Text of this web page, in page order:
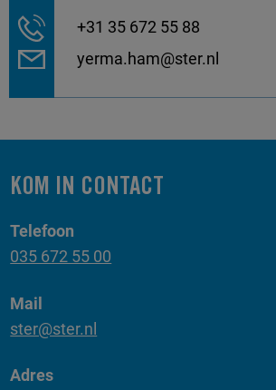
+31 35 672 55 88
yerma.ham@ster.nl
KOM IN CONTACT
Telefoon
035 672 55 00
Mail
ster@ster.nl
Adres